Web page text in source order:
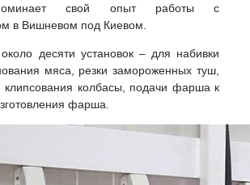
свой опыт работы с
в Вишневом под Киевом.
десяти установок – для набивки
мяса, резки замороженных туш,
клипсования колбасы, подачи фарша к
фарша.